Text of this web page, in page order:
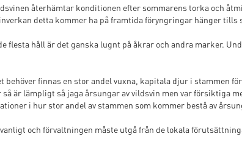
återhämtar konditionen efter sommarens torka och
detta kommer ha på framtida föryngringar hänger tills
flesta håll är det ganska lugnt på åkrar och andra marker.
behöver finnas en stor andel vuxna, kapitala djur i stammen
är lämpligt så jaga årsungar av vildsvin men var försiktiga
i hur stor andel av stammen som kommer bestå av
och förvaltningen måste utgå från de lokala